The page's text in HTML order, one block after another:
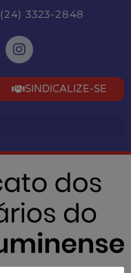
(24) 3323-2848
SINDICALIZE-SE